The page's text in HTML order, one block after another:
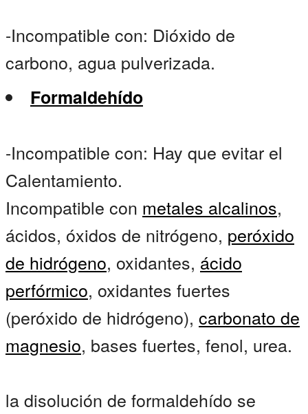
-Incompatible con: Dióxido de
carbono, agua pulverizada.
Formaldehído
-Incompatible con: Hay que evitar el
Calentamiento.
Incompatible con metales alcalinos,
ácidos, óxidos de nitrógeno, peróxido
de hidrógeno, oxidantes, ácido
perfórmico, oxidantes fuertes
(peróxido de hidrógeno), carbonato de
magnesio, bases fuertes, fenol, urea.
la disolución de formaldehído se